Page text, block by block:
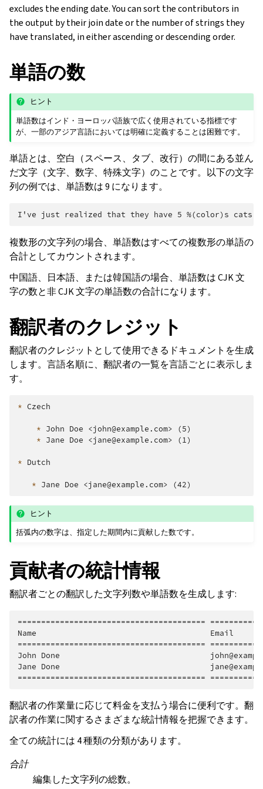
navigation of 導入方法
excludes the ending date. You can sort the contributors in
the output by their join date or the number of strings they
have translated, in either ascending or descending order.
単語の数
ヒント
単語数はインド・ヨーロッパ語族で広く使用されている指標です
が、一部のアジア言語においては明確に定義することは困難です。
単語とは、空白（スペース、タブ、改行）の間にある並ん
だ文字（文字、数字、特殊文字）のことです。以下の文字
列の例では、単語数は 9 になります。
複数形の文字列の場合、単語数はすべての複数形の単語の
合計としてカウントされます。
中国語、日本語、または韓国語の場合、単語数は CJK 文
字の数と非 CJK 文字の単語数の合計になります。
翻訳者のクレジット
翻訳者のクレジットとして使用できるドキュメントを生成
します。言語名順に、翻訳者の一覧を言語ごとに表示しま
す。
* Czech
* John Doe <john@example.com> (5)
* Jane Doe <jane@example.com> (1)
* Dutch
*
ヒント
括弧内の数字は、指定した期間内に貢献した数です。
貢献者の統計情報
翻訳者ごとの翻訳した文字列数や単語数を生成します:
========================================
Name                                     Email
========================================
John Done
Jane Done
翻訳者の作業量に応じて料金を支払う場合に便利です。翻
訳者の作業に関するさまざまな統計情報を把握できます。
全ての統計には 4 種類の分類があります。
合計
編集した文字列の総数。